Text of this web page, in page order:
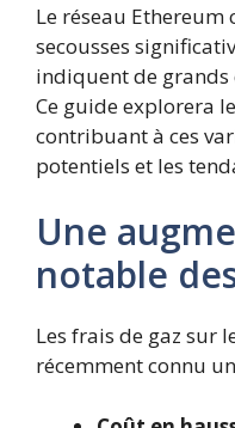
Le réseau
secousses
indiquent de grands
Ce guide explorera
contribuant à ces
potentiels et les
Une
notable
Les frais de gaz sur
récemment connu